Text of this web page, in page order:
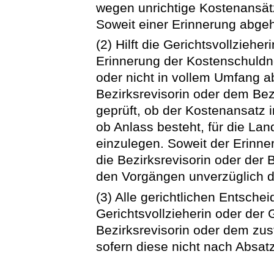
wegen unrichtige
Soweit einer Erinnerung
(2) Hilft die
Erinnerung der
oder nicht in vollem Umfang
Bezirksrevisorin oder dem
geprüft, ob der Kostenansatz
ob Anlass besteht, für die
einzulegen. Soweit der
die Bezirksrevisorin oder der
den Vorgängen unverzüglich
(3) Alle gerichtlichen
Gerichtsvollzieherin oder der
Bezirksrevisorin oder dem
sofern diese nicht nach